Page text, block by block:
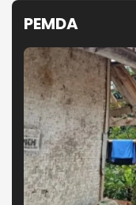
PEMDA